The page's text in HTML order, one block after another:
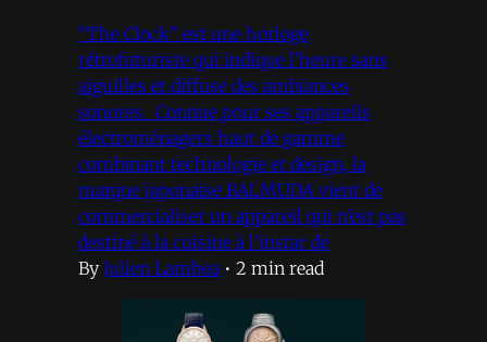
“The Clock” est une horloge
rétrofuturiste qui indique l’heure sans
aiguilles et diffuse des ambiances
sonores. Connue pour ses appareils
électroménagers haut de gamme
combinant technologie et design, la
marque japonaise BALMUDA vient de
commercialiser un appareil qui n’est pas
destiné à la cuisine à l’instar de
By Julien Lambea • 2 min read